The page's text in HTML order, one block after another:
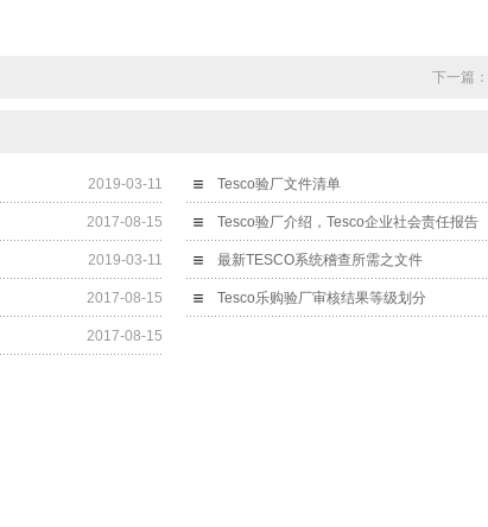
下一篇：
2019-03-11 Tesco验厂文件清单
2017-08-15 Tesco验厂介绍，Tesco企业社会责任报告
2019-03-11 最新TESCO系统稽查所需之文件
2017-08-15 Tesco乐购验厂审核结果等级划分
2017-08-15